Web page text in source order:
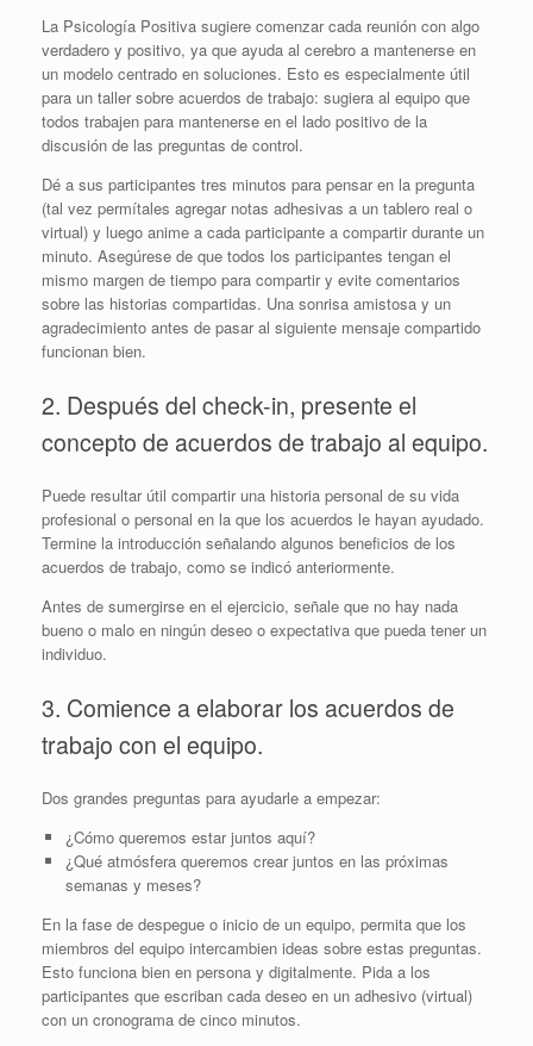
La Psicología Positiva sugiere comenzar cada reunión con algo
verdadero y positivo, ya que ayuda al cerebro a mantenerse en
un modelo centrado en soluciones. Esto es especialmente útil
para un taller sobre acuerdos de trabajo: sugiera al equipo que
todos trabajen para mantenerse en el lado positivo de la
discusión de las preguntas de control.
Dé a sus participantes tres minutos para pensar en la pregunta
(tal vez permítales agregar notas adhesivas a un tablero real o
virtual) y luego anime a cada participante a compartir durante un
minuto. Asegúrese de que todos los participantes tengan el
mismo margen de tiempo para compartir y evite comentarios
sobre las historias compartidas. Una sonrisa amistosa y un
agradecimiento antes de pasar al siguiente mensaje compartido
funcionan bien.
2. Después del check-in, presente el
concepto de acuerdos de trabajo al equipo.
Puede resultar útil compartir una historia personal de su vida
profesional o personal en la que los acuerdos le hayan ayudado.
Termine la introducción señalando algunos beneficios de los
acuerdos de trabajo, como se indicó anteriormente.
Antes de sumergirse en el ejercicio, señale que no hay nada
bueno o malo en ningún deseo o expectativa que pueda tener un
individuo.
3. Comience a elaborar los acuerdos de
trabajo con el equipo.
Dos grandes preguntas para ayudarle a empezar:
¿Cómo queremos estar juntos aquí?
¿Qué atmósfera queremos crear juntos en las próximas
semanas y meses?
En la fase de despegue o inicio de un equipo, permita que los
miembros del equipo intercambien ideas sobre estas preguntas.
Esto funciona bien en persona y digitalmente. Pida a los
participantes que escriban cada deseo en un adhesivo (virtual)
con un cronograma de cinco minutos.